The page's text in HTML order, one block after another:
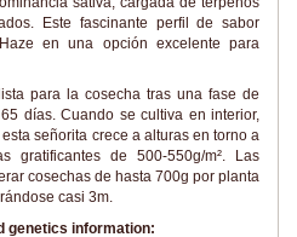
Este fascinante perfil de sabor
en una opción excelente para
para la cosecha tras una fase de
días. Cuando se cultiva en interior,
señorita crece a alturas en torno a
gratificantes de 500-550g/m². Las
cosechas de hasta 700g por planta
casi 3m.
genetics information: